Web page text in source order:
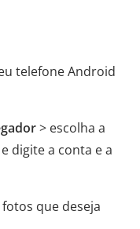
telefone Android
> escolha a
e digite a conta e a
que deseja